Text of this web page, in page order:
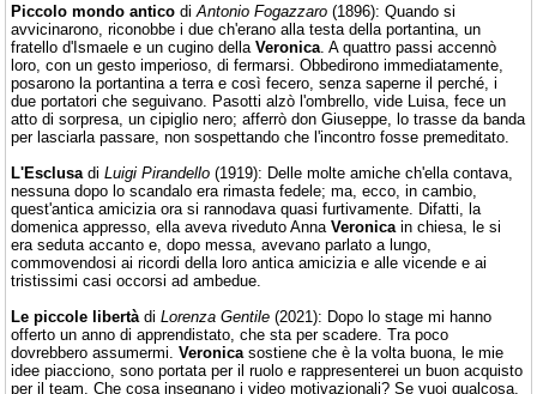
Piccolo mondo antico di Antonio Fogazzaro (1896): Quando si
avvicinarono, riconobbe i due ch'erano alla testa della portantina, un
fratello d'Ismaele e un cugino della Veronica . A quattro passi accennò
loro, con un gesto imperioso, di fermarsi. Obbedirono immediatamente,
posarono la portantina a terra e così fecero, senza saperne il perché, i
due portatori che seguivano. Pasotti alzò l'ombrello, vide Luisa, fece un
atto di sorpresa, un cipiglio nero; afferrò don Giuseppe, lo trasse da banda
per lasciarla passare, non sospettando che l'incontro fosse premeditato.
L'Esclusa di Luigi Pirandello (1919): Delle molte amiche ch'ella contava,
nessuna dopo lo scandalo era rimasta fedele; ma, ecco, in cambio,
quest'antica amicizia ora si rannodava quasi furtivamente. Difatti, la
domenica appresso, ella aveva riveduto Anna Veronica in chiesa, le si
era seduta accanto e, dopo messa, avevano parlato a lungo,
commovendosi ai ricordi della loro antica amicizia e alle vicende e ai
tristissimi casi occorsi ad ambedue.
Le piccole libertà di Lorenza Gentile (2021): Dopo lo stage mi hanno
offerto un anno di apprendistato, che sta per scadere. Tra poco
dovrebbero assumermi. Veronica sostiene che è la volta buona, le mie
idee piacciono, sono portata per il ruolo e rappresenterei un buon acquisto
per il team. Che cosa insegnano i video motivazionali? Se vuoi qualcosa,